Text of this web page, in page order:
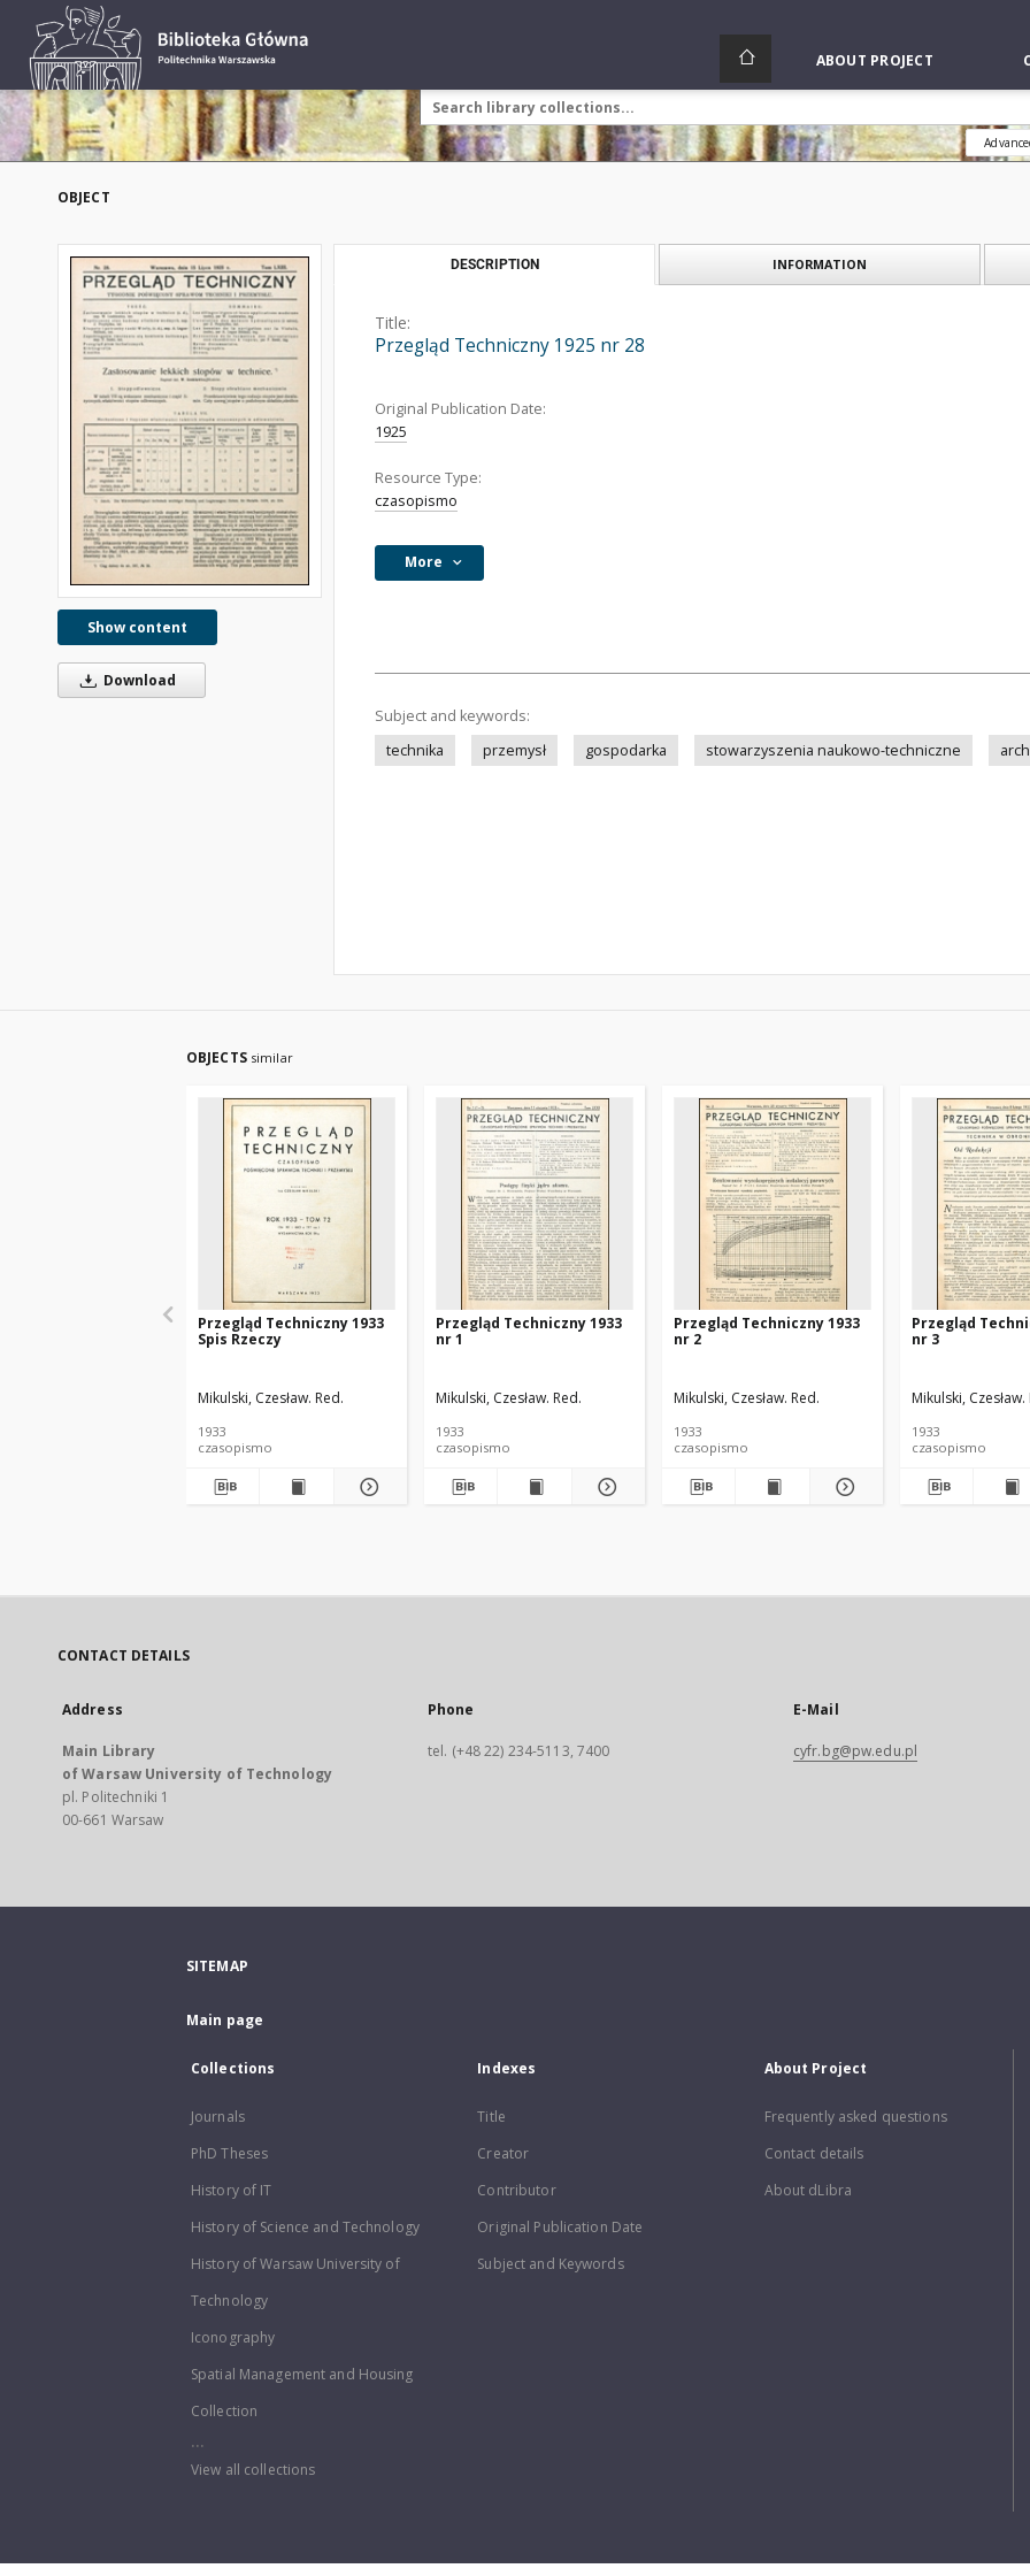
ABOUT PROJECT
OBJECT
Show content
Download
DESCRIPTION INFORMATION
Title:
Przegląd Techniczny 1925 nr 28
Original Publication Date:
1925
Resource Type:
czasopismo
More
Subject and keywords:
technika
przemysł gospodarka stowarzyszenia naukowo-techniczne
OBJECTS similar
Przegląd Techniczny 1933
Spis Rzeczy
Mikulski, Czesław. Red.
1933
czasopismo
Przegląd Techniczny 1933
nr 1
Mikulski, Czesław. Red.
1933
czasopismo
Przegląd Techniczny 1933
nr 2
Mikulski, Czesław. Red.
1933
czasopismo
Przegląd
nr 3
Mikulski, Czesław.
1933
czasopismo
CONTACT DETAILS
Address
Main Library
of Warsaw University of Technology
pl. Politechniki 1
00-661 Warsaw
Phone
tel. (+48 22) 234-5113, 7400
E-Mail
cyfr.bg@pw.edu.pl
SITEMAP
Main page
Collections
Journals
PhD Theses
History of IT
History of Science and Technology
History of Warsaw University of
Technology
Iconography
Spatial Management and Housing
Collection
...
View all collections
Indexes
Title
Creator
Contributor
Original Publication Date
Subject and Keywords
About Project
Frequently asked questions
Contact details
About dLibra